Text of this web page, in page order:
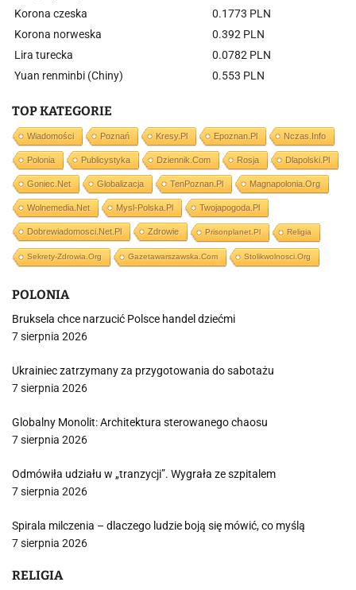
Korona czeska
0.1773 PLN
Korona norweska
0.392 PLN
Lira turecka
0.0782 PLN
Yuan renminbi (Chiny)
0.553 PLN
TOP KATEGORIE
Wiadomości Poznań Kresy.pl Epoznan.pl Nczas.info
Polonia Publicystyka Dziennik.com Rosja Dlapolski.pl
Goniec.net Globalizacja TenPoznan.pl Magnapolonia.org
Wolnemedia.net Mysl-Polska.pl Twojapogoda.pl
Dobrewiadomosci.net.pl Zdrowie Prisonplanet.pl Religia
Sekrety-Zdrowia.org Gazetawarszawska.com Stolikwolnosci.org
POLONIA
Bruksela chce narzucić Polsce handel dziećmi
7 sierpnia 2026
Ukrainiec zatrzymany za przygotowania do sabotażu
7 sierpnia 2026
Globalny Monolit: Architektura sterowanego chaosu
7 sierpnia 2026
Odmówiła udziału w „tranzycji”. Wygrała ze szpitalem
7 sierpnia 2026
Spirala milczenia – dlaczego ludzie boją się mówić, co myślą
7 sierpnia 2026
RELIGIA